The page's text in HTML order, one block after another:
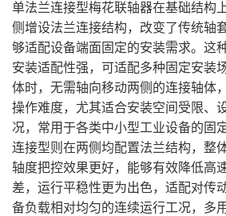
单法兰连接型梅花联轴器在基础结构
侧增设法兰连接结构，改变了传统轴
够适配设备端面固定的安装需求。这
安装适配性强，可适配多种固定安装
体时，无需轴向移动两侧的连接轴体
操作难度，尤其适合安装空间受限、
况，常用于各类中小型工业设备的固
连接型则在两侧均配置法兰结构，整
轴度把控效果更好，能够有效降低高
差，运行平稳性更为出色，适配对传
备负载相对均匀的连续运行工况，多